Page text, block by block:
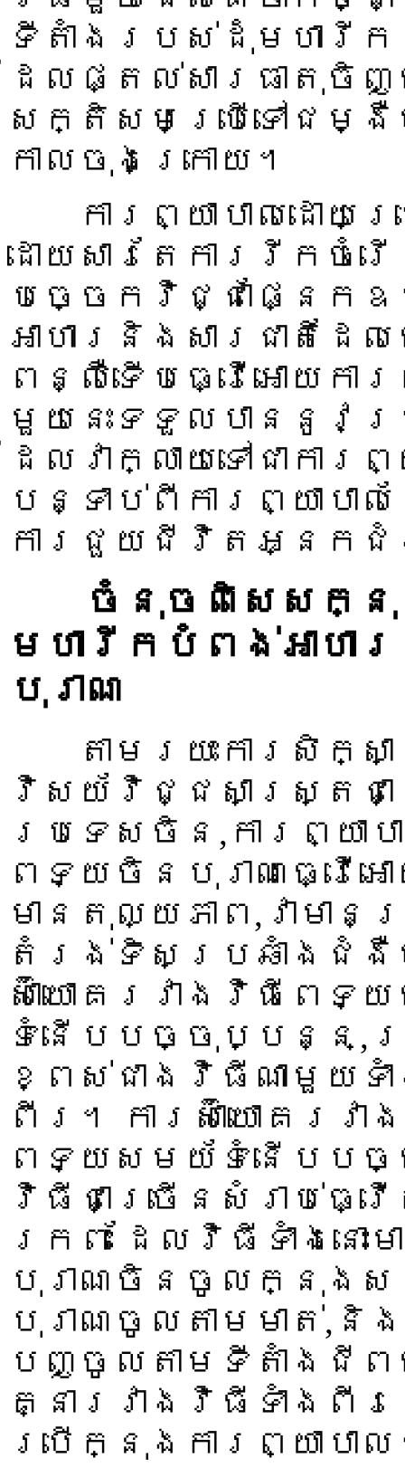
ទីតាំងរបស់ដុំមហារីក
ដែលផ្តល់សារធាតុចិ
សក្តិសមប្រើទៅជម្ងឺ
កាលចុងក្រោយ។
ការព្យាបាលដោយប្
ដោយសារតែការរីកចំរ
បច្ចេកវិជ្ជាផ្នែ
អាហារនិងសារជាតិដ
ពន្លឺទើបធ្វើអោយកា
មួយនេះទទួលបាននូវ
ដែលវាក្លាយទៅជាកា
បន្ទាប់ពីការព្យាបា
ការជួយជីវិតអ្នក
ចំនុចពិសេសក្នុង
មហារីកបំពង់អាហា
បុរាណ
តាមរយះការសិក្សា
វិសយ័វិជ្ជសាស្រ្តជា
ប្រទេសចិន,ការព្យា
ពេទ្យចិនបុរាណធ្វើ
មានតុល្យភាព,វាមា
តំរង់ទិសប្រឆាំងជំងឺម
ស៊ាំយោគរវាងវិធីពេ
ទំនើបបច្ចុប្បន្ន,
ខ្ពស់ជាងវិធីណាមួយ
ពីរ។ ការស៊ាំយោគរវ
ពេទ្យសមយ័ទំនើបបច្
វិធីជាច្រើនសំរាប់ធ្វ
ក្រពះ ដែលវិធីទាំងនោះ
បុរាណចិនចូលក្នុងសរ
បុរាណចូលតាមមាត់,និ
បញ្ចូលតាមទីតាំងជីព
គ្នារវាងវិធីទាំងពីរ
ប្រើក្នុងការព្យាប